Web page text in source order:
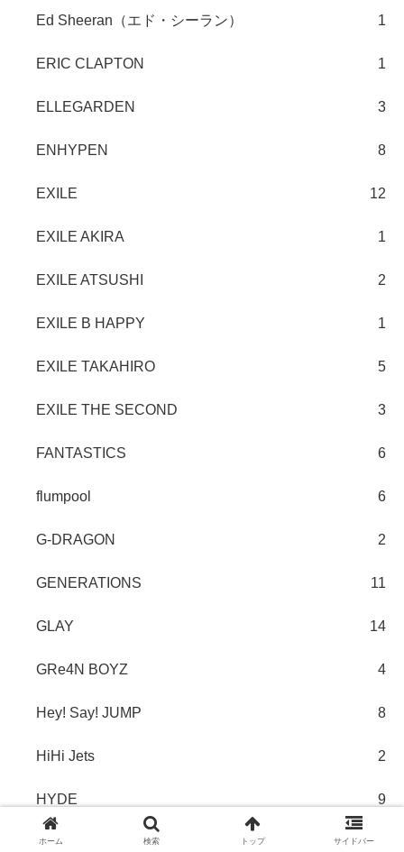
Ed Sheeran（エド・シーラン） 1
ERIC CLAPTON 1
ELLEGARDEN 3
ENHYPEN 8
EXILE 12
EXILE AKIRA 1
EXILE ATSUSHI 2
EXILE B HAPPY 1
EXILE TAKAHIRO 5
EXILE THE SECOND 3
FANTASTICS 6
flumpool 6
G-DRAGON 2
GENERATIONS 11
GLAY 14
GRe4N BOYZ 4
Hey! Say! JUMP 8
HiHi Jets 2
HYDE 9
ILLIT
ホーム 検索 トップ サイドバー